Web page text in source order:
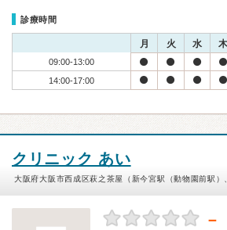
診療時間
月 火 水 木
09:00-13:00
14:00-17:00
クリニック あい
大阪府大阪市西成区萩之茶屋（新今宮駅（動物園前駅）
－